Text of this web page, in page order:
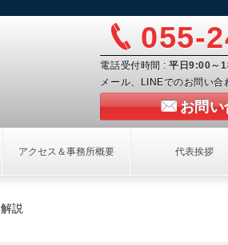
055-
電話受付時間 :平日9:00～
メール、LINEでのお問い合
お問い
アクセス＆事務所概要 代表挨拶
説